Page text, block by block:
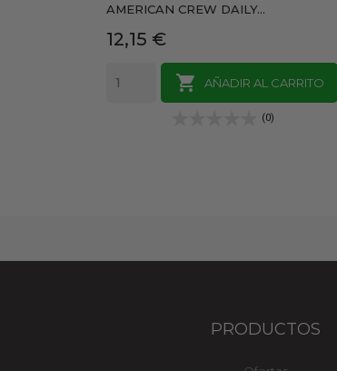
AMERICAN CREW DAILY...
Precio
12,15 €

AÑADIR AL CARRITO
(0)
PRODUCTOS